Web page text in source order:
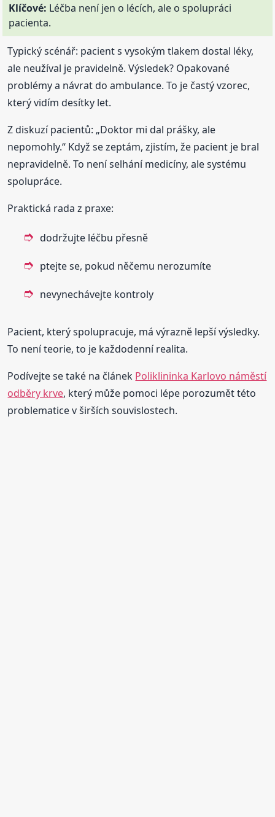
Klíčové: Léčba není jen o lécích, ale o spolupráci
pacienta.
Typický scénář: pacient s vysokým tlakem dostal léky,
ale neužíval je pravidelně. Výsledek? Opakované
problémy a návrat do ambulance. To je častý vzorec,
který vidím desítky let.
Z diskuzí pacientů: „Doktor mi dal prášky, ale
nepomohly.“ Když se zeptám, zjistím, že pacient je bral
nepravidelně. To není selhání medicíny, ale systému
spolupráce.
Praktická rada z praxe:
dodržujte léčbu přesně
ptejte se, pokud něčemu nerozumíte
nevynechávejte kontroly
Pacient, který spolupracuje, má výrazně lepší výsledky.
To není teorie, to je každodenní realita.
Podívejte se také na článek Poliklininka Karlovo náměstí
odběry krve, který může pomoci lépe porozumět této
problematice v širších souvislostech.